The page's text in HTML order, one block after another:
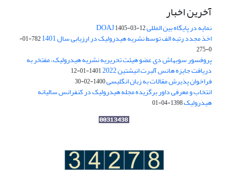
آخرین اخبار
نمایه در پایگاه بین المللی DOAJ1405-03-12
اخذ مجدد رتبه الف توسط نشریه هیدرولیک در ارزیابی سال 1401
782-01-
0-275
پروفسور سوبهاش دی عضو هیئت تحریریه نشریه هیدرولیک، مفتخر به
دریافت جایزه هانس آلبرت انیشتین 2022 1401-01-12
فراخوان پذیرش مقالات به زبان انگلیسی1400-02-30
انتخاب و معرفی داور برگزیده مجله هیدرولیک در کنفرانس سالیانه
هیدرولیک1398-04-01